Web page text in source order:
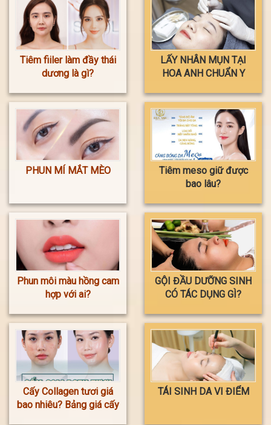
Tiêm fiiler làm đầy thái
dương là gì?
LẤY NHÂN MỤN TẠI
HOA ANH CHUẨN Y
PHUN MÍ MẮT MÈO
Tiêm meso giữ được
bao lâu?
Phun môi màu hồng cam
hợp với ai?
GỘI ĐẦU DƯỠNG SINH
CÓ TÁC DỤNG GÌ?
Cấy Collagen tươi giá
bao nhiêu? Bảng giá cấy
TÁI SINH DA VI ĐIỂM